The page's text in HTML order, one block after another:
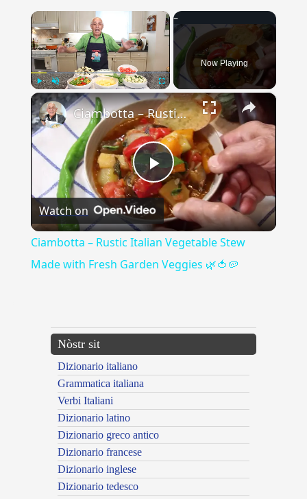
×
Play Unmute Fullscreen
Now Playing
×
Play
Video
Ciambotta – Rustic Italian Vegetable Stew Made with Fresh Garden Veggies 🌿🍅🥔
Watch on
Ciambotta – Rustic Italian Vegetable Stew
Made with Fresh Garden Veggies 🌿🍅🥔
Nòstr sit
Dizionario italiano
Grammatica italiana
Verbi Italiani
Dizionario latino
Dizionario greco antico
Dizionario francese
Dizionario inglese
Dizionario tedesco